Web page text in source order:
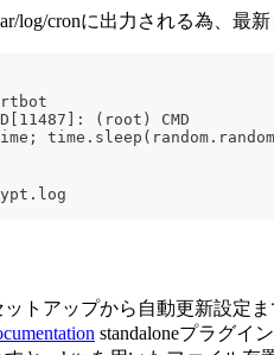
log/cronに出力される為、最
(root) CMD
ットアップから自動更新設定ま
standaloneプラグイ